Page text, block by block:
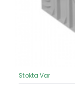
Stokta Var